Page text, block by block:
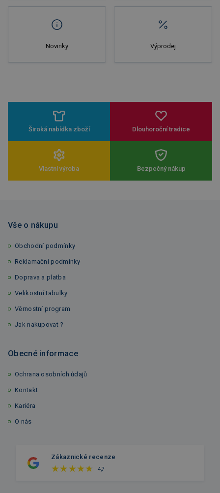
Novinky Výprodej
Široká nabídka zboží Dlouhoroční tradice
Vlastní výroba Bezpečný nákup
Vše o nákupu
Obchodní podmínky
Reklamační podmínky
Doprava a platba
Velikostní tabulky
Věrnostní program
Jak nakupovat ?
Obecné informace
Ochrana osobních údajů
Kontakt
Kariéra
O nás
Zákaznické recenze
4,7